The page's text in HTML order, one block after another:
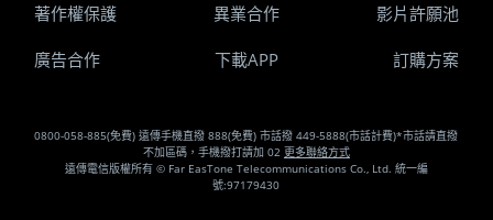
0800-058-885(免費) 遠傳手機直撥 888(免費) 市話撥 449-5888(市話計費)*市話請直撥
不加區碼，手機撥打請加 02 更多聯絡方式
遠傳電信版權所有 © Far EasTone Telecommunications Co., Ltd. 統一編
號:97179430
著作權保護 異業合作 影片許願池
廣告合作 下載APP 訂購方案